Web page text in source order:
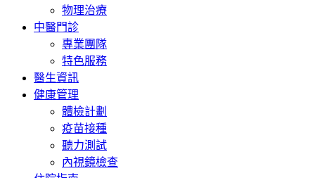
物理治療
中醫門診
專業團隊
特色服務
醫生資訊
健康管理
體檢計劃
疫苗接種
聽力測試
內視鏡檢查